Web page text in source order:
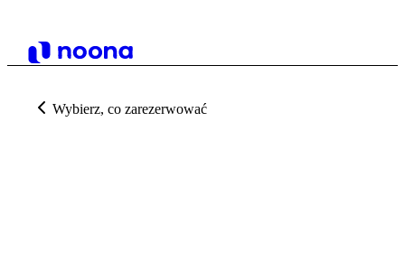
Wybierz, co zarezerwować